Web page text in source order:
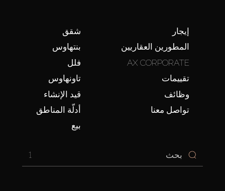
شقق
بنتهاوس
فلل
تاونهاوس
قيد الإنشاء
أدلّة المناطق
بيع
إيجار
المطورين العقاريين
AX CORPORATE
تقييمات
وظائف
تواصل معنا
1